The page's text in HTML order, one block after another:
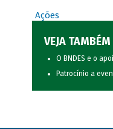
Ações
VEJA TAMBÉM
O BNDES e o
Patrocínio a